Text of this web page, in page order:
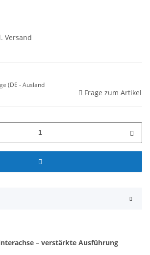
Versand
(DE - Ausland
Frage zum Artikel
– verstärkte Ausführung